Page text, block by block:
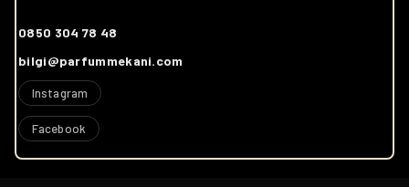
0850 304 78 48
bilgi@parfummekani.com
Instagram
Facebook